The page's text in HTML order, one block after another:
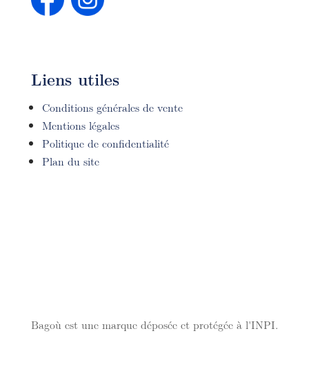
Liens utiles
Conditions générales de vente
Mentions légales
Politique de confidentialité
Plan du site
Bagoù est une marque déposée et protégée à l'INPI.